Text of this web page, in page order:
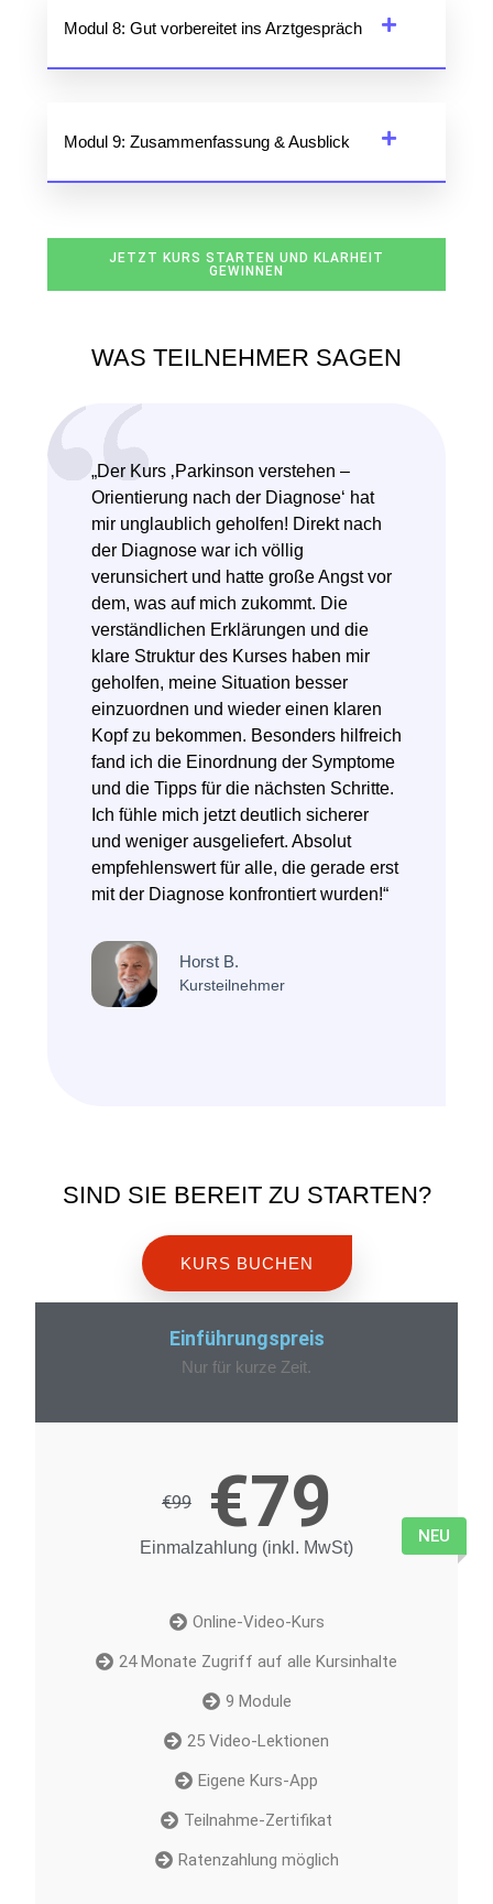
Modul 8: Gut vorbereitet ins Arztgespräch
Modul 9: Zusammenfassung & Ausblick
JETZT KURS STARTEN UND KLARHEIT
GEWINNEN
WAS TEILNEHMER SAGEN
„Der Kurs ‚Parkinson verstehen –
Orientierung nach der Diagnose‘ hat
mir unglaublich geholfen! Direkt nach
der Diagnose war ich völlig
verunsichert und hatte große Angst vor
dem, was auf mich zukommt. Die
verständlichen Erklärungen und die
klare Struktur des Kurses haben mir
geholfen, meine Situation besser
einzuordnen und wieder einen klaren
Kopf zu bekommen. Besonders hilfreich
fand ich die Einordnung der Symptome
und die Tipps für die nächsten Schritte.
Ich fühle mich jetzt deutlich sicherer
und weniger ausgeliefert. Absolut
empfehlenswert für alle, die gerade erst
mit der Diagnose konfrontiert wurden!“
Horst B.
Kursteilnehmer
SIND SIE BEREIT ZU STARTEN?
KURS BUCHEN
Einführungspreis
Nur für kurze Zeit.
€99 €79
Einmalzahlung (inkl. MwSt)
Online-Video-Kurs
24 Monate Zugriff auf alle Kursinhalte
9 Module
25 Video-Lektionen
Eigene Kurs-App
Teilnahme-Zertifikat
Ratenzahlung möglich
NEU